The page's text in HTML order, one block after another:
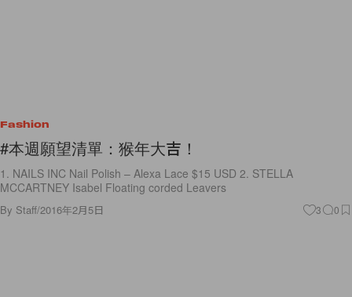
Fashion
#本週願望清單：猴年大吉！
1. NAILS INC Nail Polish – Alexa Lace $15 USD 2. STELLA
MCCARTNEY Isabel Floating corded Leavers
By Staff/2016年2月5日 3 0